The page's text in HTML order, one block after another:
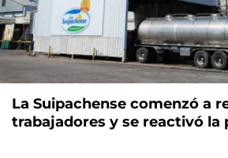
La Suipachense comenzó a
trabajadores y se reactivó la